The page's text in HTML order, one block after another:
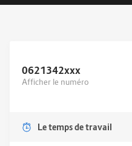
0621342xxx
Afficher le numéro
Le temps de travail